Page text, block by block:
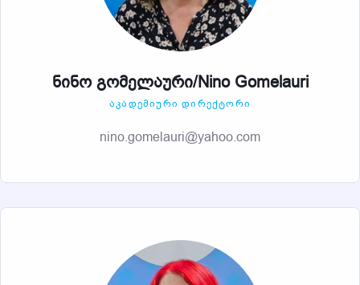
ნინო გომელაური/Nino Gomelauri
ᲐᲙᲐᲓᲔᲛᲘᲣᲠᲘ ᲓᲘᲠᲔᲥᲢᲝᲠᲘ
nino.gomelauri@yahoo.com